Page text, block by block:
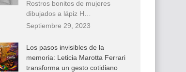
Rostros bonitos de mujeres
dibujados a lápiz H…
Septiembre 29, 2023
Los pasos invisibles de la
memoria: Leticia Marotta Ferrari
transforma un gesto cotidiano